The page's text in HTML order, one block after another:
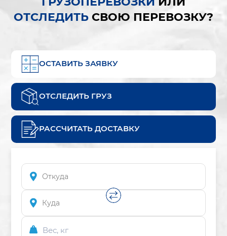
ОТСЛЕДИТЬ СВОЮ ПЕРЕВОЗКУ?
ОСТАВИТЬ ЗАЯВКУ
ОТСЛЕДИТЬ ГРУЗ
РАССЧИТАТЬ ДОСТАВКУ
Вес, кг